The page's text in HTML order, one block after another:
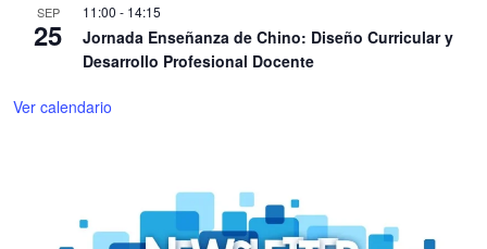
SEP
25
11:00 - 14:15
Jornada Enseñanza de Chino: Diseño Curricular y
Desarrollo Profesional Docente
Ver calendario